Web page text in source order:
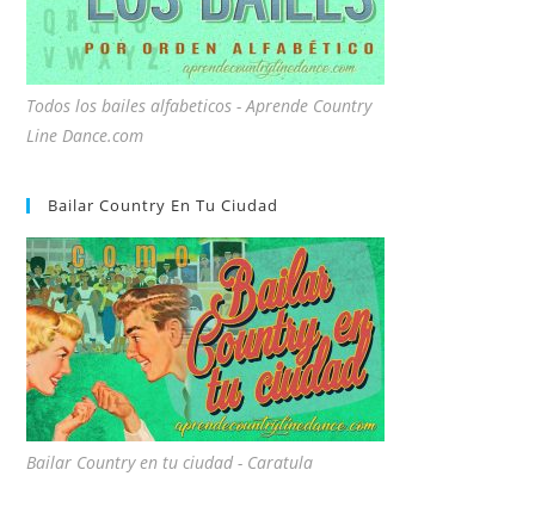
Todos los bailes alfabeticos - Aprende Country
Line Dance.com
Bailar Country En Tu Ciudad
Bailar Country en tu ciudad - Caratula